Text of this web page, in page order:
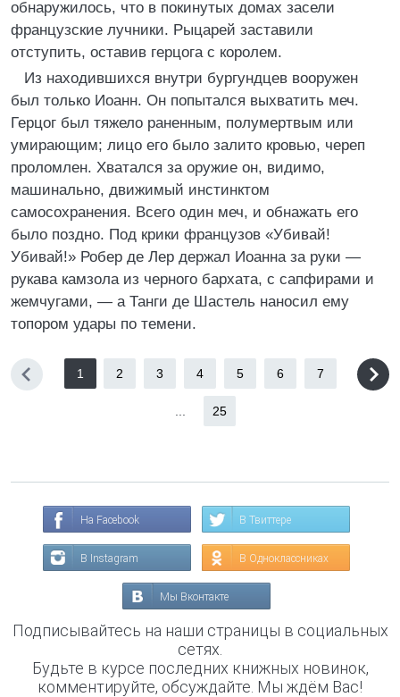
обнаружилось, что в покинутых домах засели
французские лучники. Рыцарей заставили
отступить, оставив герцога с королем.
Из находившихся внутри бургундцев вооружен
был только Иоанн. Он попытался выхватить меч.
Герцог был тяжело раненным, полумертвым или
умирающим; лицо его было залито кровью, череп
проломлен. Хватался за оружие он, видимо,
машинально, движимый инстинктом
самосохранения. Всего один меч, и обнажать его
было поздно. Под крики французов «Убивай!
Убивай!» Робер де Лер держал Иоанна за руки —
рукава камзола из черного бархата, с сапфирами и
жемчугами, — а Танги де Шастель наносил ему
топором удары по темени.
1 2 3 4 5 6 7
25
На Facebook В Твиттере
В Instagram В Одноклассниках
Мы Вконтакте
Подписывайтесь на наши страницы в социальных
сетях.
Будьте в курсе последних книжных новинок,
комментируйте, обсуждайте. Мы ждём Вас!